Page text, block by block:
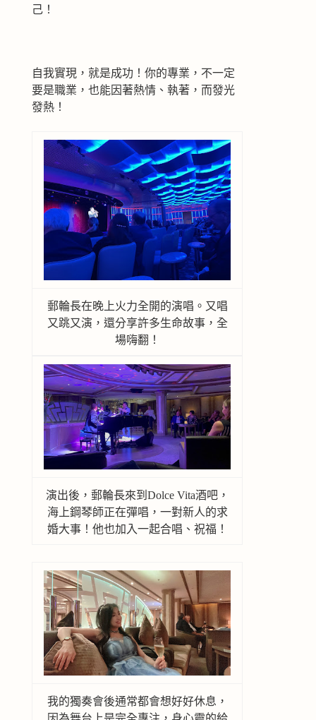
己！
自我實現，就是成功！你的專業，不一定
要是職業，也能因著熱情、執著，而發光
發熱！
郵輪長在晚上火力全開的演唱。又唱
又跳又演，還分享許多生命故事，全
場嗨翻！
演出後，郵輪長來到Dolce Vita酒吧，
海上鋼琴師正在彈唱，一對新人的求
婚大事！他也加入一起合唱、祝福！
我的獨奏會後通常都會想好好休息，